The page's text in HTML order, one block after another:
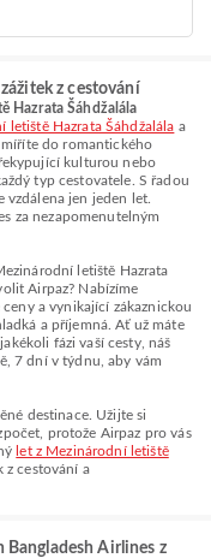
z cestování
Hazrata Šáhdžalála
letiště Hazrata Šáhdžalála a
do romantického
kulturou nebo
typ cestovatele. S řadou
vzdálena jen jeden let.
za nezapomenutelným
letiště Hazrata
Airpaz? Nabízíme
a vynikající zákaznickou
a příjemná. Ať už máte
fázi vaší cesty, náš
7 dní v týdnu, aby vám
destinace. Užijte si
protože Airpaz pro vás
let z Mezinárodní letiště
z cestování a
Airlines z